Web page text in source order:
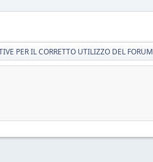
PER IL CORRETTO UTILIZZO DEL FORUM